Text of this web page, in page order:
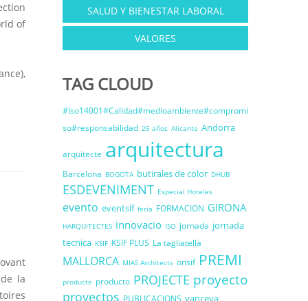
of
la
SALUD Y BIENESTAR LABORAL
VALORES
TAG CLOUD
#Iso14001#Calidad#medioambiente#compromi
so#responsabilidad 25 años Alicante Andorra
arquitecte arquitectura
Barcelona BOGOTA butirales de color DHUB
ESDEVENIMENT Especial Hoteles
evento eventsif feria FORMACION GIRONA
HARQUITECTES innovacio ISO jornada jornada
tecnica KSIF KSIF PLUS La tagliatella
MALLORCA MIAS Architects onsif PREMI
producte producto PROJECTE proyecto
proyectos PUBLICACIONS vanceva